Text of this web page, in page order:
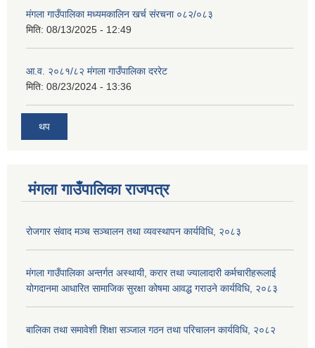
मंगला गाउँपालिका मध्यमकालिन खर्च संरचना ०८२/०८३
मिति: 08/13/2025 - 12:49
आ.व. २०८१/८२ मंगला गाउँपालिका दररेट
मिति: 08/23/2024 - 13:36
थप
मंगला गाउँपालिका राजपत्र
रोजगार संवाद मञ्च सञ्चालन तथा व्यवस्थापन कार्यविधि, २०८३
मंगला गाउँपालिका अन्तर्गत अस्थायी, करार तथा ज्यालादारी कर्मचारीहरूलाई
योगदानमा आधारित सामाजिक सुरक्षा कोषमा आवद्ध गराउने कार्यविधि, २०८३
बालिका तथा समावेशी शिक्षा सञ्जाल गठन तथा परिचालन कार्यविधि, २०८२